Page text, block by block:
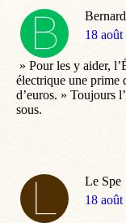
dit
18
» Pour les y aider,
électrique une prime
d’euros. » Toujours
sous.
Le Spe
dit
18